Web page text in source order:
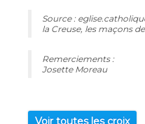
Source :
la Creuse, les maçons
Remerciements :
Josette Moreau
Voir toutes les croix